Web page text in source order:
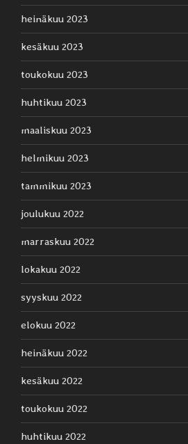
heinäkuu 2023
kesäkuu 2023
toukokuu 2023
huhtikuu 2023
maaliskuu 2023
helmikuu 2023
tammikuu 2023
joulukuu 2022
marraskuu 2022
lokakuu 2022
syyskuu 2022
elokuu 2022
heinäkuu 2022
kesäkuu 2022
toukokuu 2022
huhtikuu 2022